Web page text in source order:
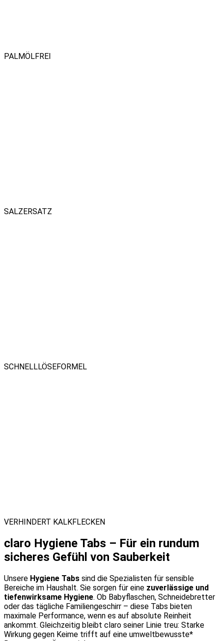
PALMÖLFREI
SALZERSATZ
SCHNELLLÖSEFORMEL
VERHINDERT KALKFLECKEN
claro Hygiene Tabs – Für ein rundum
sicheres Gefühl von Sauberkeit
Unsere Hygiene Tabs sind die Spezialisten für sensible
Bereiche im Haushalt. Sie sorgen für eine zuverlässige und
tiefenwirksame Hygiene. Ob Babyflaschen, Schneidebretter
oder das tägliche Familiengeschirr – diese Tabs bieten
maximale Performance, wenn es auf absolute Reinheit
ankommt. Gleichzeitig bleibt claro seiner Linie treu: Starke
Wirkung gegen Keime trifft auf eine umweltbewusste*